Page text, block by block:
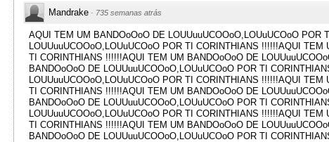
Mandrake · 735 semanas atrás
AQUI TEM UM BANDOoOoO DE LOUUuuUCOOoO,LOUuUCOoO
LOUUuuUCOOoO,LOUuUCOoO POR TI CORINTHIANS !!!!!!AQUI
TI CORINTHIANS !!!!!!AQUI TEM UM BANDOoOoO DE
BANDOoOoO DE LOUUuuUCOOoO,LOUuUCOoO POR TI
LOUUuuUCOOoO,LOUuUCOoO POR TI CORINTHIANS !!!!!!AQUI
TI CORINTHIANS !!!!!!AQUI TEM UM BANDOoOoO DE
BANDOoOoO DE LOUUuuUCOOoO,LOUuUCOoO POR TI
LOUUuuUCOOoO,LOUuUCOoO POR TI CORINTHIANS !!!!!!AQUI
TI CORINTHIANS !!!!!!AQUI TEM UM BANDOoOoO DE
BANDOoOoO DE LOUUuuUCOOoO,LOUuUCOoO POR TI